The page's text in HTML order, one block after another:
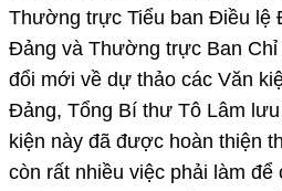
Thường trực Tiểu ban Điều lệ
Đảng và Thường trực Ban Chỉ
đổi mới về dự thảo các Văn
Đảng, Tổng Bí thư Tô Lâm
kiện này đã được hoàn thiện
còn rất nhiều việc phải làm để